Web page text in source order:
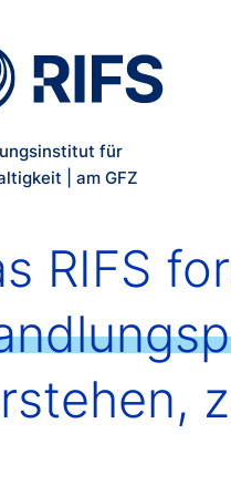
für
| am GFZ
RIFS